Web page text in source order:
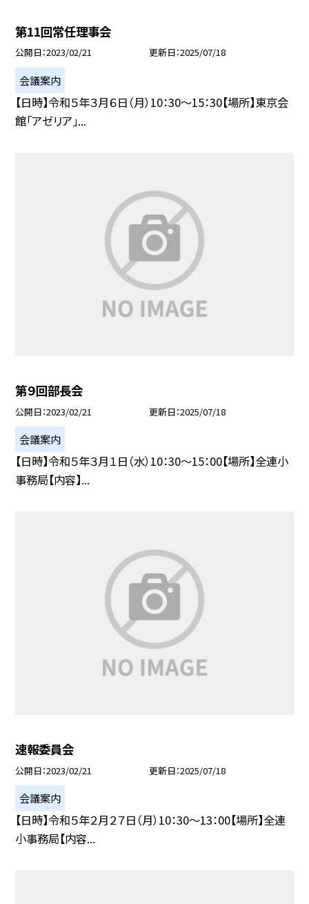
第11回常任理事会
公開日 2023/02/21 更新日 2025/07/18
会議案内
【日時】令和５年３月６日（月）10：30〜15：30【場所】東京会
館「アゼリア」...
第９回部長会
公開日 2023/02/21 更新日 2025/07/18
会議案内
【日時】令和５年３月１日（水）10：30〜15：00【場所】全連小
事務局【内容】...
速報委員会
公開日 2023/02/21 更新日 2025/07/18
会議案内
【日時】令和５年２月２７日（月）10：30〜13：00【場所】全連
小事務局【内容...